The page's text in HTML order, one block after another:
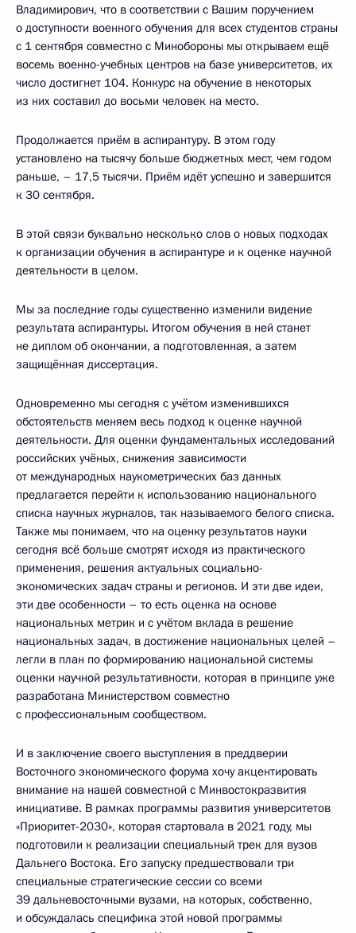
Владимирович, что в соответствии с Вашим поручением
о доступности военного обучения для всех студентов страны
с 1 сентября совместно с Минобороны мы открываем ещё
восемь военно-учебных центров на базе университетов, их
число достигнет 104. Конкурс на обучение в некоторых
из них составил до восьми человек на место.
Продолжается приём в аспирантуру. В этом году
установлено на тысячу больше бюджетных мест, чем годом
раньше, – 17,5 тысячи. Приём идёт успешно и завершится
к 30 сентября.
В этой связи буквально несколько слов о новых подходах
к организации обучения в аспирантуре и к оценке научной
деятельности в целом.
Мы за последние годы существенно изменили видение
результата аспирантуры. Итогом обучения в ней станет
не диплом об окончании, а подготовленная, а затем
защищённая диссертация.
Одновременно мы сегодня с учётом изменившихся
обстоятельств меняем весь подход к оценке научной
деятельности. Для оценки фундаментальных исследований
российских учёных, снижения зависимости
от международных наукометрических баз данных
предлагается перейти к использованию национального
списка научных журналов, так называемого белого списка.
Также мы понимаем, что на оценку результатов науки
сегодня всё больше смотрят исходя из практического
применения, решения актуальных социально-
экономических задач страны и регионов. И эти две идеи,
эти две особенности – то есть оценка на основе
национальных метрик и с учётом вклада в решение
национальных задач, в достижение национальных целей –
легли в план по формированию национальной системы
оценки научной результативности, которая в принципе уже
разработана Министерством совместно
с профессиональным сообществом.
И в заключение своего выступления в преддверии
Восточного экономического форума хочу акцентировать
внимание на нашей совместной с Минвостокразвития
инициативе. В рамках программы развития университетов
«Приоритет-2030», которая стартовала в 2021 году, мы
подготовили к реализации специальный трек для вузов
Дальнего Востока. Его запуску предшествовали три
специальные стратегические сессии со всеми
39 дальневосточными вузами, на которых, собственно,
и обсуждалась специфика этой новой программы